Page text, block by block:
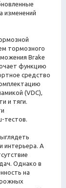
изменений
тормозного
Brake
функцию
средство
(VDC),
и тяги.
тестов.
интерьера. А
Однако в
на